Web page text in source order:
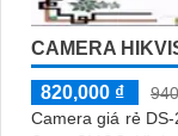
CAMERA
820,000 ₫
Camera giá rẻ